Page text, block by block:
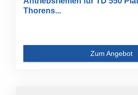
Thorens...
Zum Angebot